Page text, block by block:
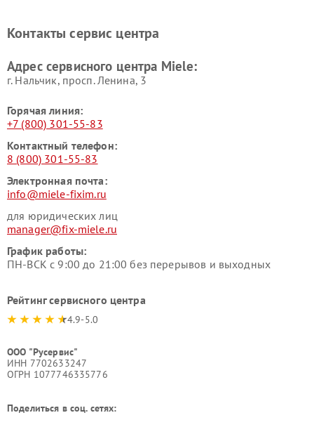
Miele
Miele
пылесосов Miele
Контакты сервис центра
Адрес сервисного центра Miele:
г. Нальчик, просп. Ленина, 3
Горячая линия:
+7 (800) 301-55-83
Контактный телефон:
8 (800) 301-55-83
Электронная почта:
info@miele-fixim.ru
для юридических лиц
manager@fix-miele.ru
График работы:
ПН-ВСК с 9:00 до 21:00 без перерывов и выходных
Рейтинг сервисного центра
4.9-5.0
ООО "Русервис"
ИНН 7702633247
ОГРН 1077746335776
Поделиться в соц. сетях: